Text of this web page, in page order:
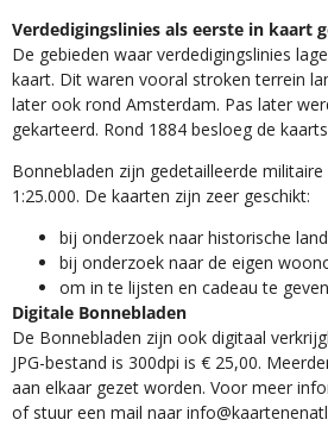
Verdedigingslinies als eerste in kaart
De gebieden waar verdedigingslinies
kaart. Dit waren vooral stroken terrein
later ook rond Amsterdam. Pas later
gekarteerd. Rond 1884 besloeg de
Bonnebladen zijn gedetailleerde
1:25.000. De kaarten zijn zeer geschikt:​
​bij onderzoek naar historische
bij onderzoek naar de eigen
om in te lijsten en cadeau te
Digitale Bonnebladen
De Bonnebladen zijn ook digitaal
JPG-bestand is 300dpi is € 25,00.
aan elkaar gezet worden. Voor meer
of stuur een mail naar